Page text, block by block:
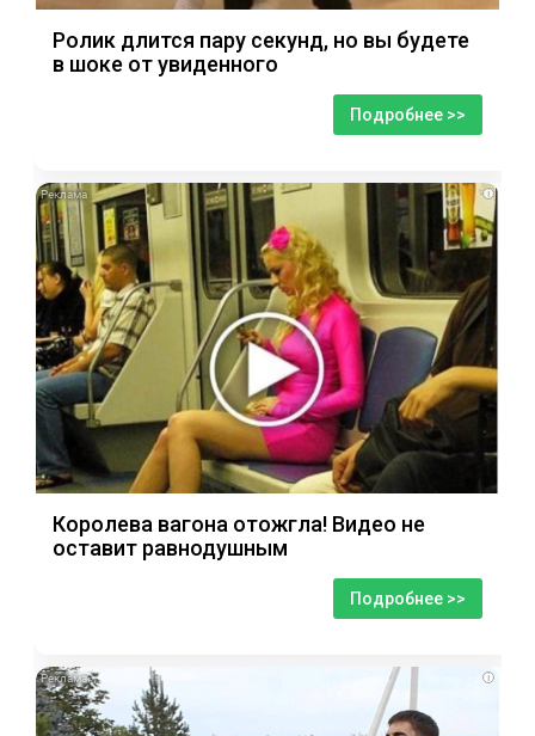
Ролик длится пару секунд, но вы будете
в шоке от увиденного
Подробнее >>
i
Королева вагона отожгла! Видео не
оставит равнодушным
Подробнее >>
i